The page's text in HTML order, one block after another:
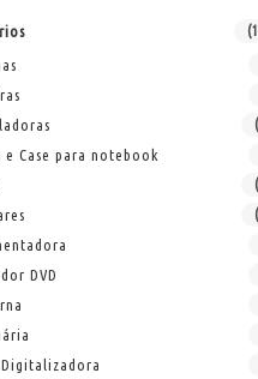
e Case para notebook
DVD
Digitalizadora